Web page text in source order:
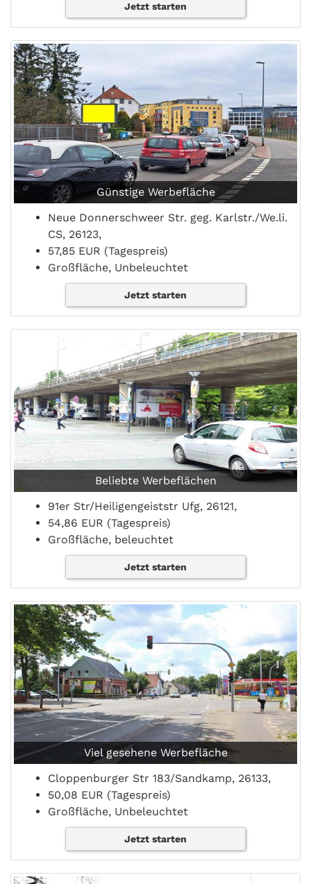
Jetzt starten
Günstige Werbefläche
Neue Donnerschweer Str. geg. Karlstr./We.li.
CS, 26123,
57,85 EUR (Tagespreis)
Großfläche, Unbeleuchtet
Jetzt starten
Beliebte Werbeflächen
91er Str/Heiligengeiststr Ufg, 26121,
54,86 EUR (Tagespreis)
Großfläche, beleuchtet
Jetzt starten
Viel gesehene Werbefläche
Cloppenburger Str 183/Sandkamp, 26133,
50,08 EUR (Tagespreis)
Großfläche, Unbeleuchtet
Jetzt starten